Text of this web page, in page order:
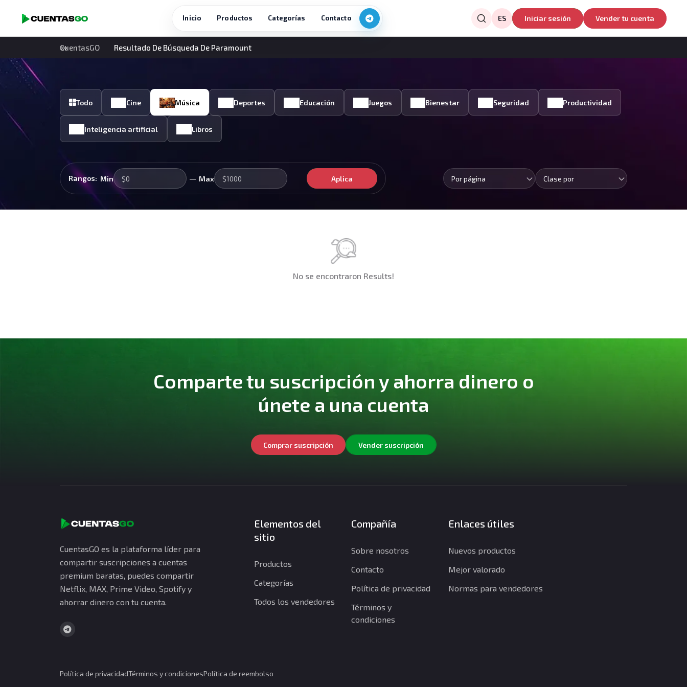
Inicio Productos Categorías Contacto ES Iniciar sesión Vender tu cuenta
CuentasGO Resultado De Búsqueda De Paramount
Todo Cine Música Deportes Educación Juegos Bienestar Seguridad Productividad
Inteligencia artificial Libros
Rangos: Min — Max Aplica Por página Clase por
No se encontraron Results!
Comparte tu suscripción y ahorra dinero o
únete a una cuenta
Comprar suscripción Vender suscripción
CuentasGO es la plataforma líder para
compartir suscripciones a cuentas
premium baratas, puedes compartir
Netflix, MAX, Prime Video, Spotify y
ahorrar dinero con tu cuenta.
Elementos del
sitio
Productos
Categorías
Todos los vendedores
Compañía
Sobre nosotros
Contacto
Política de privacidad
Términos y
condiciones
Enlaces útiles
Nuevos productos
Mejor valorado
Normas para vendedores
Política de privacidadTérminos y condicionesPolítica de reembolso